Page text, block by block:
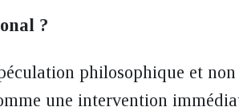
?
philosophique et
une intervention